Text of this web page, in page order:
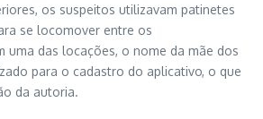
os suspeitos utilizavam patinetes
se locomover entre os
uma das locações, o nome da mãe dos
para o cadastro do aplicativo, o que
da autoria.